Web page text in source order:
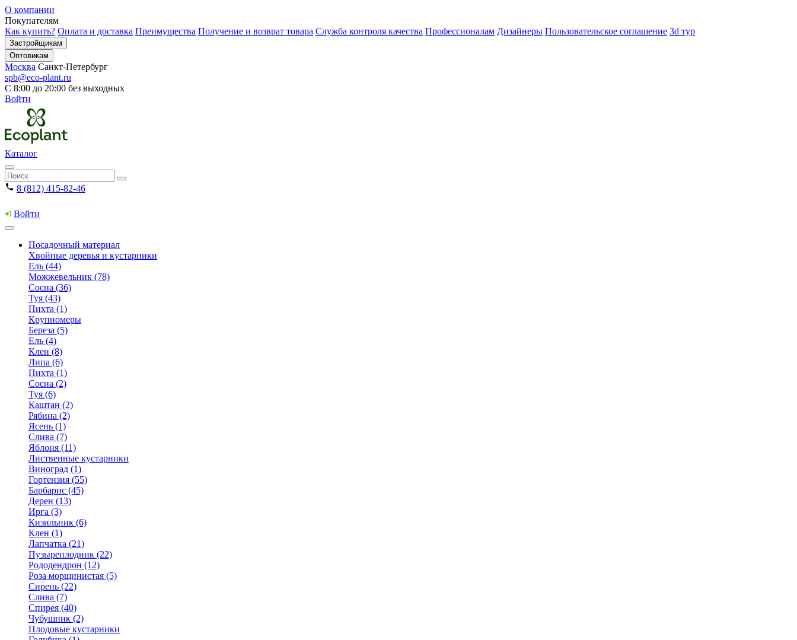
О компании
Покупателям
Как купить? Оплата и доставка Преимущества Получение и возврат товара Служба контроля качества Профессионалам Дизайнеры Пользовательское соглашение 3d тур
Застройщикам
Оптовикам
Москва Санкт-Петербург
spb@eco-plant.ru
С 8:00 до 20:00 без выходных
Войти
Каталог
8 (812) 415-82-46
Войти
Посадочный материал
Хвойные деревья и кустарники
Ель (44)
Можжевельник (78)
Сосна (36)
Туя (43)
Пихта (1)
Крупномеры
Береза (5)
Ель (4)
Клен (8)
Липа (6)
Пихта (1)
Сосна (2)
Туя (6)
Каштан (2)
Рябина (2)
Ясень (1)
Слива (7)
Яблоня (11)
Лиственные кустарники
Виноград (1)
Гортензия (55)
Барбарис (45)
Дерен (13)
Ирга (3)
Кизильник (6)
Клен (1)
Лапчатка (21)
Пузыреплодник (22)
Рододендрон (12)
Роза морщинистая (5)
Сирень (22)
Слива (7)
Спирея (40)
Чубушник (2)
Плодовые кустарники